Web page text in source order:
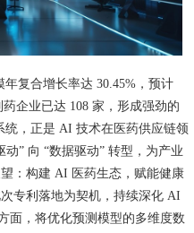
复合增长率达 30.45%，预计
企业已达 108 家，形成强劲的
，正是 AI 技术在医药供应链领
” 向 “数据驱动” 转型，为产业
：构建 AI 医药生态，赋能健康
专利落地为契机，持续深化 AI
面，将优化预测模型的多维度数